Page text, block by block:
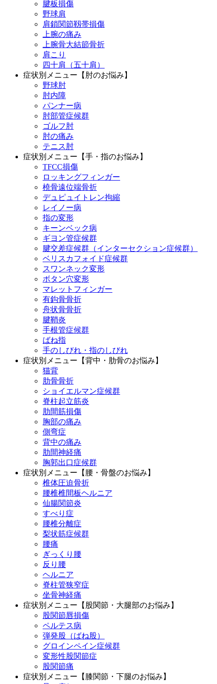
腱板損傷
野球肩
肩鎖関節靱帯損傷
上腕の痛み
上腕骨大結節骨折
肩こり
四十肩（五十肩）
症状別メニュー【肘のお悩み】
野球肘
肘内障
パンナー病
肘部管症候群
ゴルフ肘
肘の痛み
テニス肘
症状別メニュー【手・指のお悩み】
TFCC損傷
ロッキングフィンガー
橈骨遠位端骨折
デュピュイトレン拘縮
レイノー病
指の変形
キーンベック病
ギヨン管症候群
腱交差症候群（インターセクション症候群）
ベリスカフォイド症候群
スワンネック変形
ボタン穴変形
マレットフィンガー
有鈎骨骨折
舟状骨骨折
腱鞘炎
手根管症候群
ばね指
手のしびれ・指のしびれ
症状別メニュー【背中・肋骨のお悩み】
猫背
肋骨骨折
ショイエルマン症候群
脊柱起立筋炎
肋間筋損傷
胸部の痛み
側弯症
背中の痛み
肋間神経痛
胸郭出口症候群
症状別メニュー【腰・骨盤のお悩み】
椎体圧迫骨折
腰椎椎間板ヘルニア
仙腸関節炎
すべり症
腰椎分離症
梨状筋症候群
腰痛
ぎっくり腰
反り腰
ヘルニア
脊柱管狭窄症
坐骨神経痛
症状別メニュー【股関節・大腿部のお悩み】
股関節唇損傷
ペルテス病
弾発股（ばね股）
グロインペイン症候群
変形性股関節症
股関節痛
症状別メニュー【膝関節・下腿のお悩み】